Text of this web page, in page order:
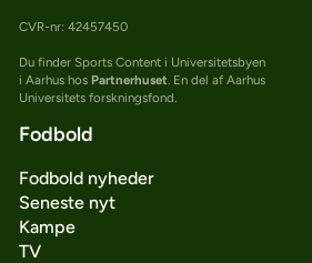
CVR-nr: 42457450
Du finder Sports Content i Universitetsbyen
i Aarhus hos Partnerhuset. En del af Aarhus
Universitets forskningsfond.
Fodbold
Fodbold nyheder
Seneste nyt
Kampe
TV